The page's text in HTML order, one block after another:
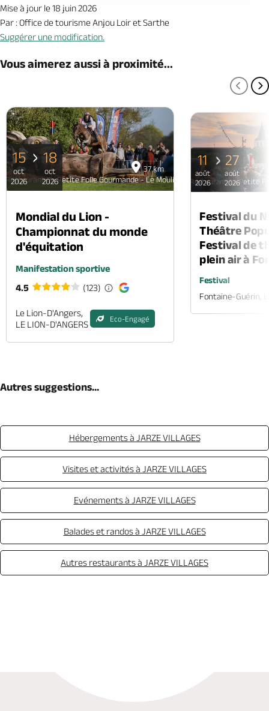
Mise à jour le 18 juin 2026
Par : Office de tourisme Anjou Loir et Sarthe
Suggérer une modification.
Vous aimerez aussi à proximité...
37 km
Restaurant La Petite Folie Gourmande - Le Moulinet
15
oct
2026
18
oct
2026
Mondial du Lion -
Championnat du monde
d'équitation
Manifestation sportive
4.5
(123)
Le Lion-D'Angers,
LE LION-D'ANGERS
Eco-Engagé
Restaurant La Petite
11
août
2026
27
août
2026
Festival du
Théâtre
Festival de
plein air à
Festival
Fontaine-Guérin,
Autres suggestions...
Hébergements à JARZE VILLAGES
Visites et activités à JARZE VILLAGES
Evénements à JARZE VILLAGES
Balades et randos à JARZE VILLAGES
Autres restaurants à JARZE VILLAGES